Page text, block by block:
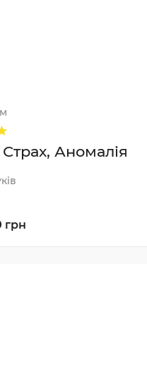
Аномалія
грн